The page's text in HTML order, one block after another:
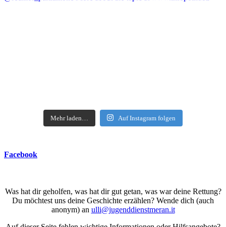
Mehr laden… Auf Instagram folgen
Facebook
Was hat dir geholfen, was hat dir gut getan, was war deine Rettung?
Du möchtest uns deine Geschichte erzählen? Wende dich (auch
anonym) an ulli@jugenddienstmeran.it